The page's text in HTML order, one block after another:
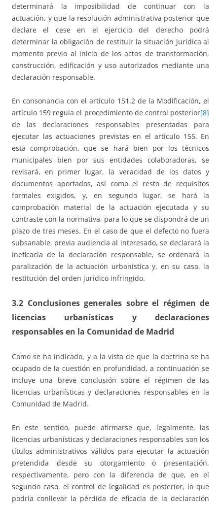
determinará la imposibilidad de continuar con la
actuación, y que la resolución administrativa posterior que
declare el cese en el ejercicio del derecho podrá
determinar la obligación de restituir la situación jurídica al
momento previo al inicio de los actos de transformación,
construcción, edificación y uso autorizados mediante una
declaración responsable.
En consonancia con el artículo 151.2 de la Modificación, el
artículo 159 regula el procedimiento de control posterior[8]
de las declaraciones responsables presentadas para
ejecutar las actuaciones previstas en el artículo 155. En
esta comprobación, que se hará bien por los técnicos
municipales bien por sus entidades colaboradoras, se
revisará, en primer lugar, la veracidad de los datos y
documentos aportados, así como el resto de requisitos
formales exigidos, y, en segundo lugar, se hará la
comprobación material de la actuación ejecutada y su
contraste con la normativa, para lo que se dispondrá de un
plazo de tres meses. En el caso de que el defecto no fuera
subsanable, previa audiencia al interesado, se declarará la
ineficacia de la declaración responsable, se ordenará la
paralización de la actuación urbanística y, en su caso, la
restitución del orden jurídico infringido.
3.2 Conclusiones generales sobre el régimen de
licencias urbanísticas y declaraciones
responsables en la Comunidad de Madrid
Como se ha indicado, y a la vista de que la doctrina se ha
ocupado de la cuestión en profundidad, a continuación se
incluye una breve conclusión sobre el régimen de las
licencias urbanísticas y declaraciones responsables en la
Comunidad de Madrid.
En este sentido, puede afirmarse que, legalmente, las
licencias urbanísticas y declaraciones responsables son los
títulos administrativos válidos para ejecutar la actuación
pretendida desde su otorgamiento o presentación,
respectivamente, pero con la diferencia de que, en el
segundo caso, el control de legalidad es posterior, lo que
podría conllevar la pérdida de eficacia de la declaración